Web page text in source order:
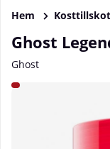
Hem
Ghost
Ghost
Produktbilder